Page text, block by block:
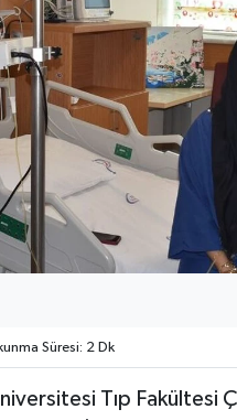
Süresi: 2 Dk
Tıp Fakültesi